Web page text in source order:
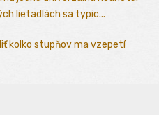
lietadlách sa typic...
kolko stupňov ma vzepetí